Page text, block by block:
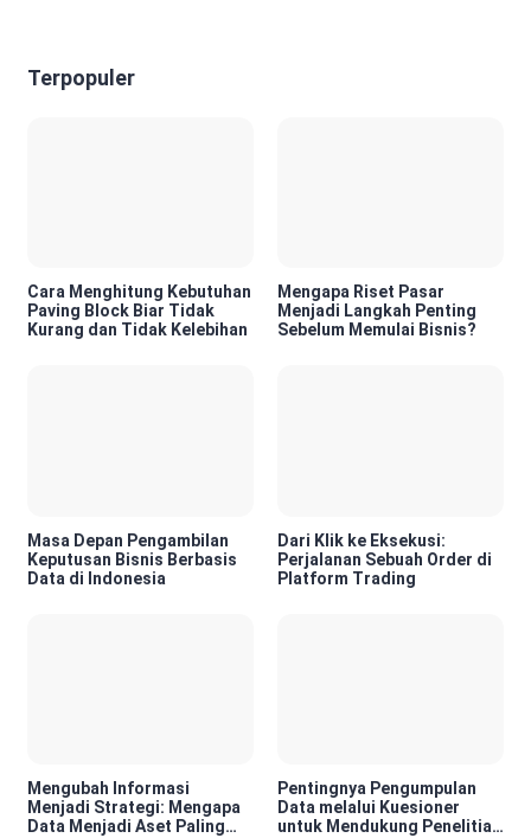
Terpopuler
Cara Menghitung Kebutuhan
Paving Block Biar Tidak
Kurang dan Tidak Kelebihan
Mengapa Riset Pasar
Menjadi Langkah Penting
Sebelum Memulai Bisnis?
Masa Depan Pengambilan
Keputusan Bisnis Berbasis
Data di Indonesia
Dari Klik ke Eksekusi:
Perjalanan Sebuah Order di
Platform Trading
Mengubah Informasi
Menjadi Strategi: Mengapa
Data Menjadi Aset Paling
Pentingnya Pengumpulan
Data melalui Kuesioner
untuk Mendukung Penelitian